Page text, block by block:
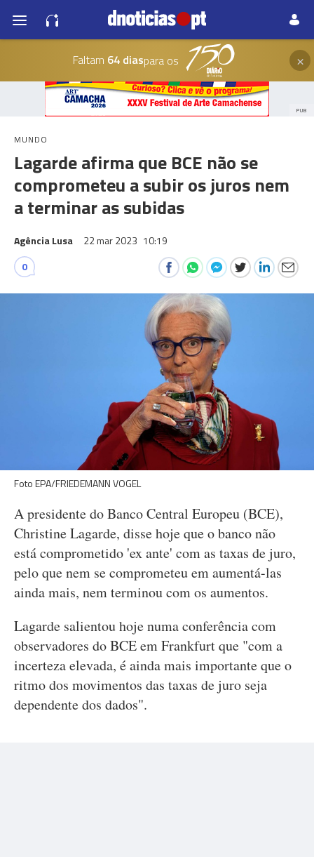
Faltam 64 diaspara os ×
PUB
MUNDO
Lagarde afirma que BCE não se
comprometeu a subir os juros nem
a terminar as subidas
Agência Lusa 22 mar 2023 10:19
0
Foto EPA/FRIEDEMANN VOGEL
A presidente do Banco Central Europeu (BCE),
Christine Lagarde, disse hoje que o banco não
está comprometido 'ex ante' com as taxas de juro,
pelo que nem se comprometeu em aumentá-las
ainda mais, nem terminou com os aumentos.
Lagarde salientou hoje numa conferência com
observadores do BCE em Frankfurt que "com a
incerteza elevada, é ainda mais importante que o
ritmo dos movimentos das taxas de juro seja
dependente dos dados".